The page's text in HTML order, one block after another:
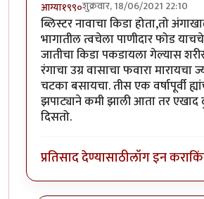
आग्या१९९०शुक्रवार, 18/06/2021 22:10
ब्लिस्टर नावाचा किडा होता,तो
भागातील त्वचेला पाणीदार फोड
जातीचा किडा पकडायला गेल्यास
रंगाचा उग्र वासाचा फवारा मारायचा
चटका बसायचा. तीस एक वर्षापूर्वी
झपाट्याने कमी झाली आता तर एखाद
दिसतो.
प्रतिसाद देण्यासाठीलॉग इन करा